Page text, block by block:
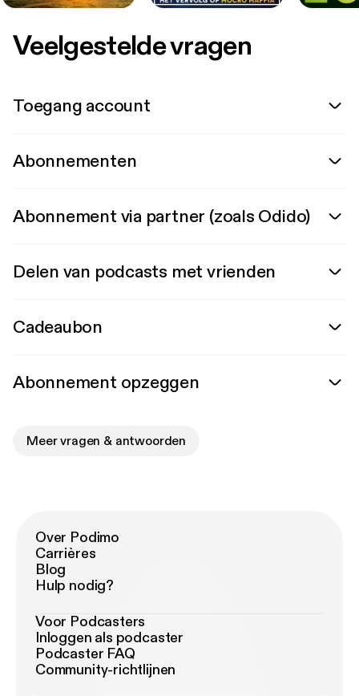
Veelgestelde vragen
Toegang account
Abonnementen
Abonnement via partner (zoals Odido)
Delen van podcasts met vrienden
Cadeaubon
Abonnement opzeggen
Meer vragen & antwoorden
Over Podimo
Carrières
Blog
Hulp nodig?
Voor Podcasters
Inloggen als podcaster
Podcaster FAQ
Community-richtlijnen